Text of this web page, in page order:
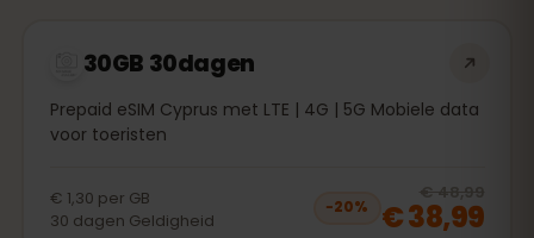
30GB 30dagen
Prepaid eSIM Cyprus met LTE | 4G | 5G Mobiele data
voor toeristen
€ 1,30 per GB
30 dagen Geldigheid
−20%
€ 48,99
€ 38,99